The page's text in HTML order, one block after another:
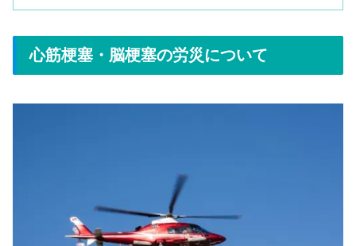
心筋梗塞・脳梗塞の労災について